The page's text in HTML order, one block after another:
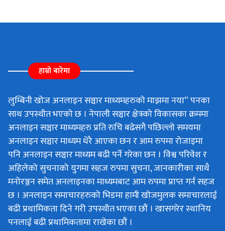
हाम्रो बारेमा
लुम्बिनी खोज अनलाइन सञ्चार माध्यमहरुको माझमा नया“ पनका
साथ उपस्थीत भएको छ । नेपाली सञ्चार क्षेत्रको विकासका क्रममा
अनलाइन सञ्चार माध्यमहरु प्रति रुचि बढेसगै पछिल्लो समयमा
अनलाइन सञ्चार माध्यम धेरै आएका छन र आम रुपमा रोजाइमा
पनि अनलाइन सञ्चार माध्यम बढी पर्ने गरेका छन । विश्व परिवेश र
अहिलेको सुचनाको युगमा सहज रुपमा सुचना, जानकारीका साथै
मनोरञ्जन समेत अनलाइनका माध्यमबाट आम रुपमा प्राप्त गर्न सहज
छ । अनलाइन समाचारहरुको भिडमा हामी खोजमुलक समाचारलाई
बढी प्रथामिकता दिने गरी उपस्थीत भएका छौं । खासगरेर स्थानिय
पनलाई बढी प्रथामिकतामा राखेका छौं ।